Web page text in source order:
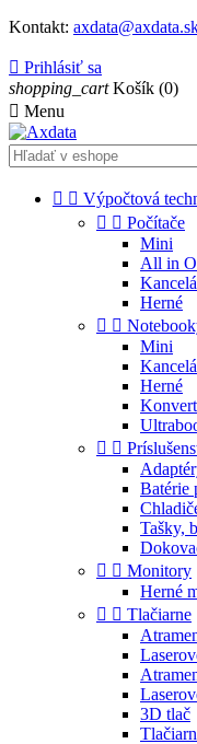
Kontakt:
 Prihlásiť sa
shopping_cart Košík (0)
 Menu
  Výpočtová
  Počítače
Mini
All in
Herné
 
Mini
Herné
 
Batérie
Tašky,
  Monitory
Herné
  Tlačiarne
3D tlač